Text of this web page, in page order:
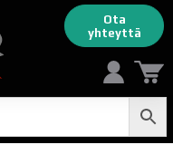
Ota
yhteyttä